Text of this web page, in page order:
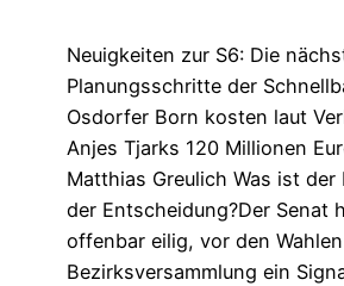
Neuigkeiten zur S6: Die
Planungsschritte der
Osdorfer Born kosten laut
Anjes Tjarks 120 Millionen
Matthias Greulich Was ist der
der Entscheidung?Der Senat
offenbar eilig, vor den
Bezirksversammlung ein